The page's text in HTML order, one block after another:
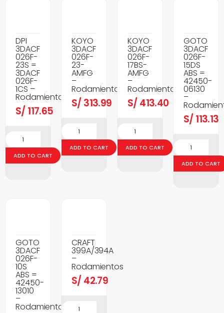
DPI
3DACF
026F-
23S =
3DACF
026F-
1CS –
Rodamientos
S/ 117.65
ADD TO CART
KOYO
3DACF
026F-
23-
AMFG
–
Rodamientos
S/ 313.99
ADD TO CART
KOYO
3DACF
026F-
17BS-
AMFG
–
Rodamientos
S/ 413.40
ADD TO CART
GOTO
3DACF
026F-
15DS
ABS =
42450-
06130
–
S/ 113.13
ADD TO CART
GOTO
3DACF
026F-
10S
ABS =
42450-
13010
–
Rodamientos
CRAFT
399A/394A
–
Rodamientos
S/ 42.79